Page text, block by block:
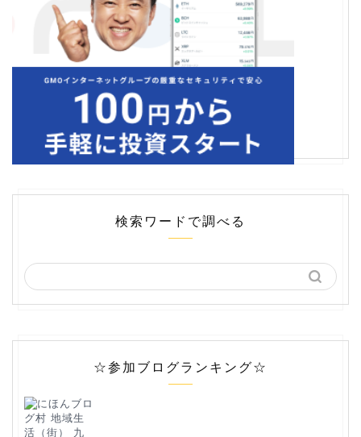
検索ワードで調べる
☆参加ブログランキング☆